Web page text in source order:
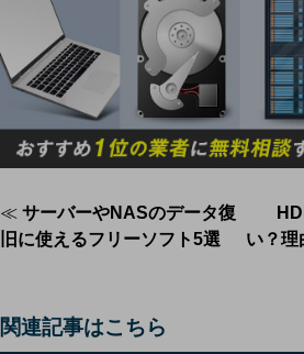
投
ビ
≪ サーバーやNASのデータ復
旧に使えるフリーソフト5選
い？理
関連記事はこちら